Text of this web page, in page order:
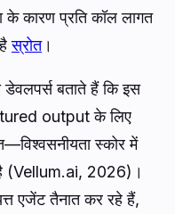
के कारण प्रति कॉल लागत
हैस्रोत।
बताते हैं कि इस
output के लिए
स्कोर में
(Vellum.ai, 2026)।
एजेंट तैनात कर रहे हैं,